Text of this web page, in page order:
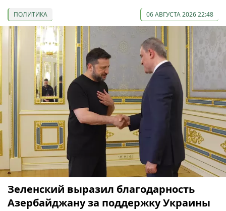
ПОЛИТИКА 06 АВГУСТА 2026 22:48
Зеленский выразил благодарность
Азербайджану за поддержку Украины